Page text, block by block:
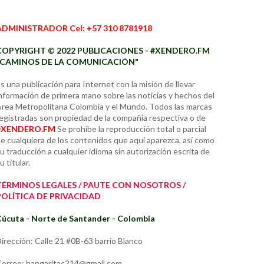
Cel: +57 310 8781918
© 2022 PUBLICACIONES - #XENDERO.FM
DE LA COMUNICACIÓN"
una publicación para Internet con la misión de llevar
de primera mano sobre las noticias y hechos del
Metropolitana Colombia y el Mundo. Todos las marcas
son propiedad de la compañía respectiva o de
Se prohíbe la reproducción total o parcial
cualquiera de los contenidos que aquí aparezca, así como
traducción a cualquier idioma sin autorización escrita de
titular.
LEGALES / PAUTE CON NOSOTROS /
DE PRIVACIDAD
- Norte de Santander - Colombia
Calle 21 #0B-63 barrio Blanco